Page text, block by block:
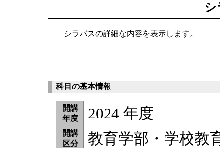
シ
シラバスの詳細な内容を表示します。
科目の基本情報
開講
年度
2024 年度
開講
区分
教育学部・学校教